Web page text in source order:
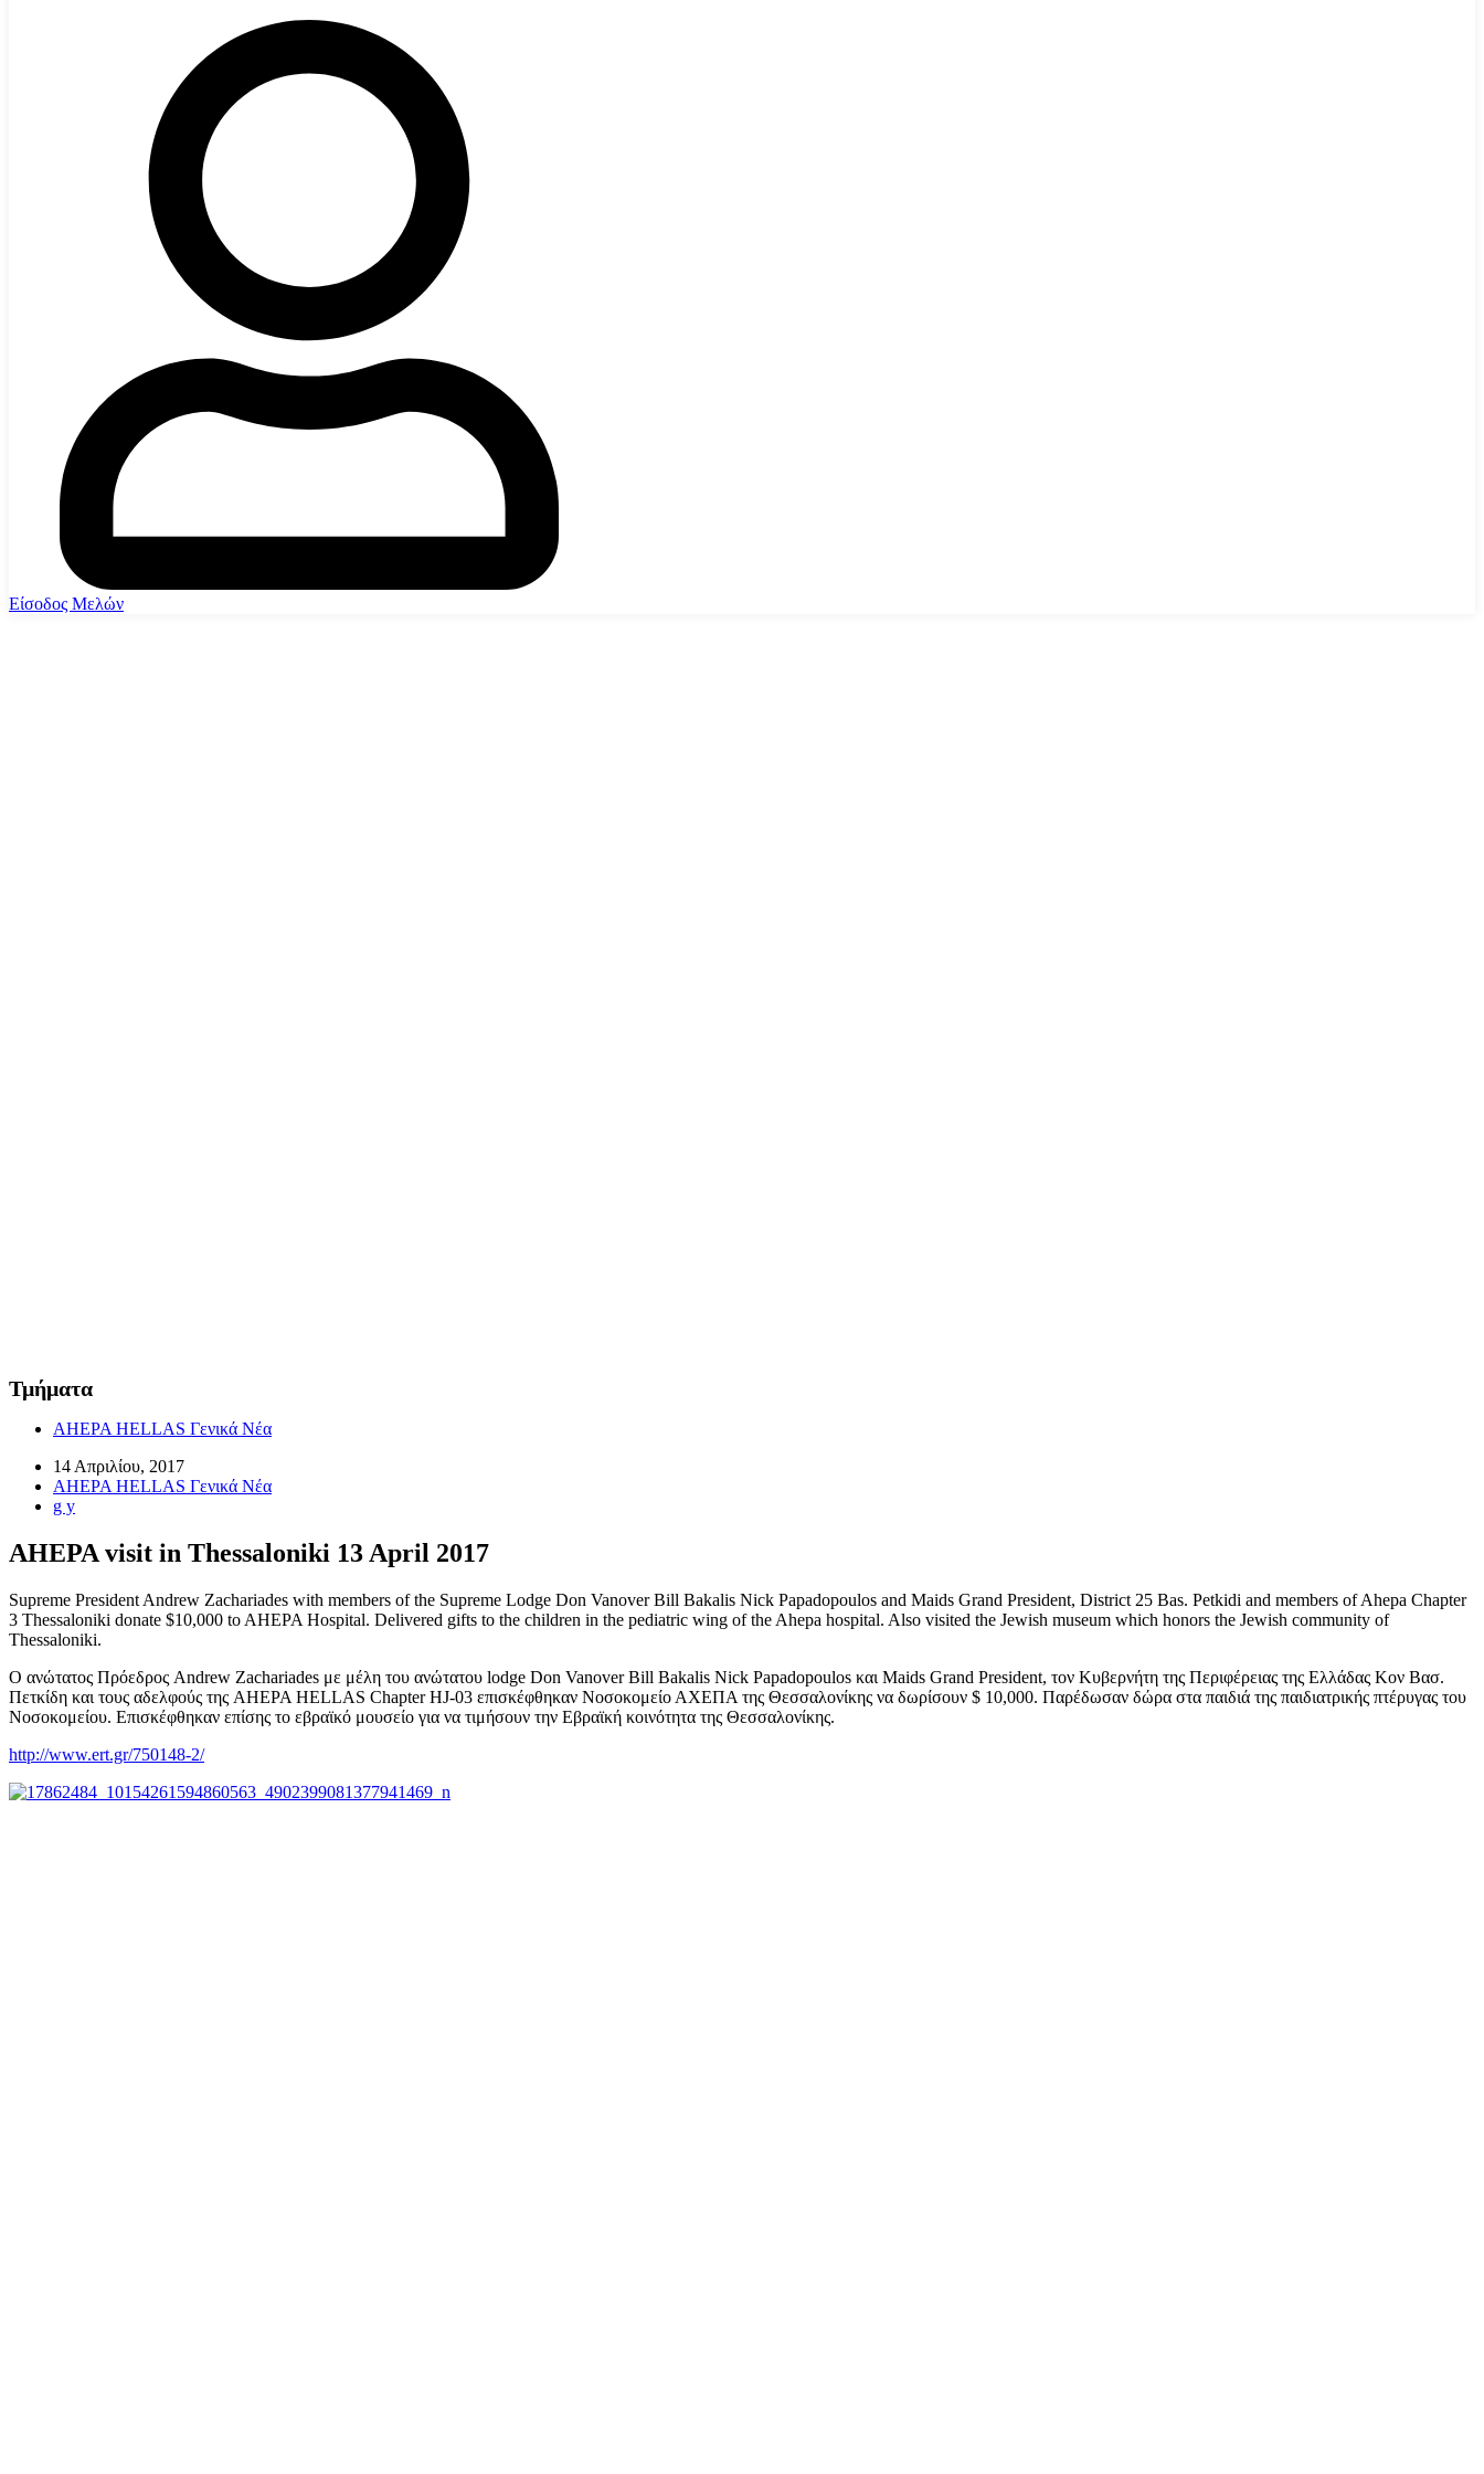
Είσοδος Μελών
Τμήματα
AHEPA HELLAS Γενικά Νέα
14 Απριλίου, 2017
AHEPA HELLAS Γενικά Νέα
g y
AHEPA visit in Thessaloniki 13 April 2017
Supreme President Andrew Zachariades with members of the Supreme Lodge Don Vanover Bill Bakalis Nick Papadopoulos and Maids Grand President, District 25 Bas. Petkidi and members of Ahepa Chapter
3 Thessaloniki donate $10,000 to AHEPA Hospital. Delivered gifts to the children in the pediatric wing of the Ahepa hospital. Also visited the Jewish museum which honors the Jewish community of
Thessaloniki.
Ο ανώτατος Πρόεδρος Andrew Zachariades με μέλη του ανώτατου lodge Don Vanover Bill Bakalis Nick Papadopoulos και Maids Grand President, τον Κυβερνήτη της Περιφέρειας της Ελλάδας Κον Βασ.
Πετκίδη και τους αδελφούς της AHEPA HELLAS Chapter HJ-03 επισκέφθηκαν Νοσοκομείο ΑΧΕΠΑ της Θεσσαλονίκης να δωρίσουν $ 10,000. Παρέδωσαν δώρα στα παιδιά της παιδιατρικής πτέρυγας του
Νοσοκομείου. Επισκέφθηκαν επίσης το εβραϊκό μουσείο για να τιμήσουν την Εβραϊκή κοινότητα της Θεσσαλονίκης.
http://www.ert.gr/750148-2/